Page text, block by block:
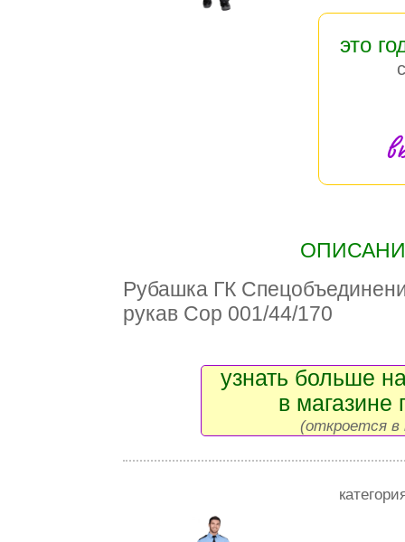
это
Рубашка ГК
рукав Сор 001/44/170
узнать больше
в магазине
(откроется в